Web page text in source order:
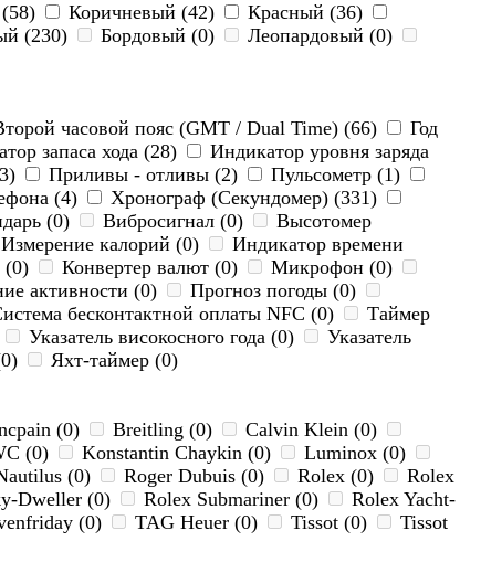
Коричневый (42)
Красный (36)
(230) Бордовый (0)
Леопардовый (0)
часовой пояс (GMT / Dual Time) (66)
Год
запаса хода (28)
Индикатор уровня заряда
Приливы - отливы (2)
Пульсометр (1)
(4)
Хронограф (Секундомер) (331)
(0) Вибросигнал (0)
Высотомер
Измерение калорий (0)
Индикатор времени
(0) Конвертер валют (0)
Микрофон (0)
активности (0)
Прогноз погоды (0)
бесконтактной оплаты NFC (0)
Таймер
Указатель високосного года (0)
Указатель
Яхт-таймер (0)
(0) Breitling (0)
Calvin Klein (0)
(0) Konstantin Chaykin (0)
Luminox (0)
(0) Roger Dubuis (0) Rolex (0)
Rolex
Dweller (0) Rolex Submariner (0)
Rolex Yacht-
(0) TAG Heuer (0) Tissot (0)
Tissot